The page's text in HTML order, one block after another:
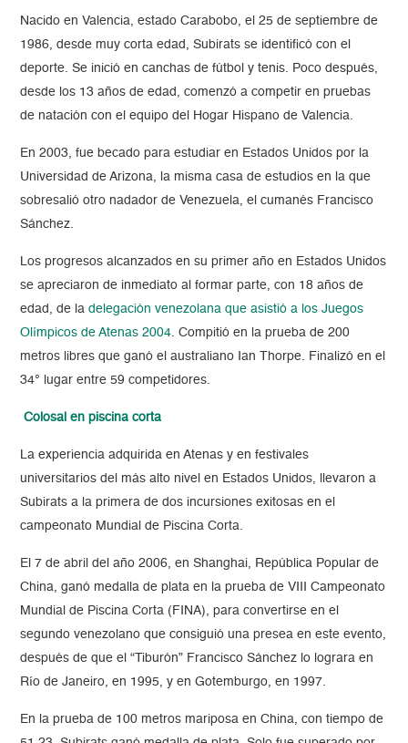
Nacido en Valencia, estado Carabobo, el 25 de septiembre de
1986, desde muy corta edad, Subirats se identificó con el
deporte. Se inició en canchas de fútbol y tenis. Poco después,
desde los 13 años de edad, comenzó a competir en pruebas
de natación con el equipo del Hogar Hispano de Valencia.
En 2003, fue becado para estudiar en Estados Unidos por la
Universidad de Arizona, la misma casa de estudios en la que
sobresalió otro nadador de Venezuela, el cumanés Francisco
Sánchez.
Los progresos alcanzados en su primer año en Estados Unidos
se apreciaron de inmediato al formar parte, con 18 años de
edad, de ladelegación venezolana que asistió a los Juegos
Olímpicos de Atenas 2004. Compitió en la prueba de 200
metros libres que ganó el australiano Ian Thorpe. Finalizó en el
34° lugar entre 59 competidores.
Colosal en piscina corta
La experiencia adquirida en Atenas y en festivales
universitarios del más alto nivel en Estados Unidos, llevaron a
Subirats a la primera de dos incursiones exitosas en el
campeonato Mundial de Piscina Corta.
El 7 de abril del año 2006, en Shanghai, República Popular de
China, ganó medalla de plata en la prueba de VIII Campeonato
Mundial de Piscina Corta (FINA), para convertirse en el
segundo venezolano que consiguió una presea en este evento,
después de que el “Tiburón” Francisco Sánchez lo lograra en
Río de Janeiro, en 1995, y en Gotemburgo, en 1997.
En la prueba de 100 metros mariposa en China, con tiempo de